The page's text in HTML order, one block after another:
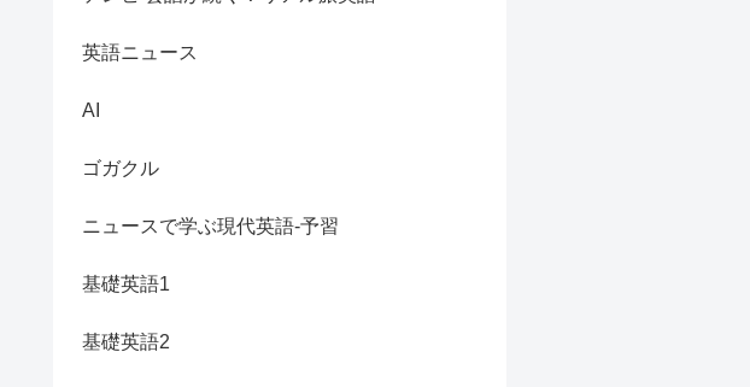
英語ニュース
AI
ゴガクル
ニュースで学ぶ現代英語-予習
基礎英語1
基礎英語2